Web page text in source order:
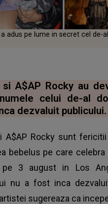
a adus pe lume in secret cel de-
si A$AP Rocky au
celui de-al
dezvaluit publicului.
A$AP Rocky sunt
bebelus pe care
3 august in Los
nu a fost inca
sugereaza ca